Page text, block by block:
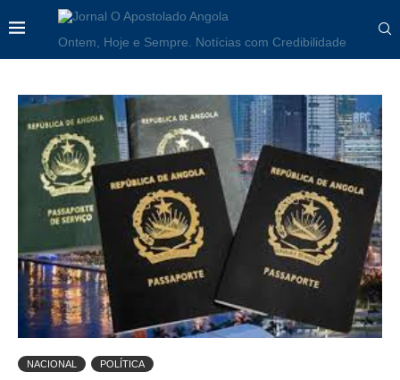
Ontem, Hoje e Sempre. Notícias com Credibilidade
NACIONAL POLÍTICA